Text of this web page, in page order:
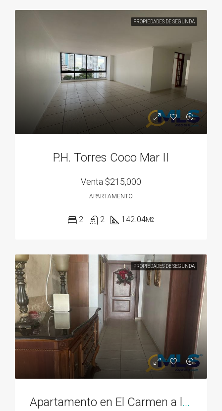
PROPIEDADES DE SEGUNDA
P.H. Torres Coco Mar II
Venta $215,000
APARTAMENTO
2 2 142.04M2
PROPIEDADES DE SEGUNDA
Apartamento en El Carmen a la venta